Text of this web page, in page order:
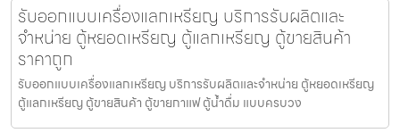
รับออกแบบเครื่องแลกเหรียญ บริการรับผลิตและ
จำหน่าย ตู้หยอดเหรียญ ตู้แลกเหรียญ ตู้ขายสินค้า
ราคาถูก
รับออกแบบเครื่องแลกเหรียญ บริการรับผลิตและจำหน่าย ตู้หยอดเหรียญ
ตู้แลกเหรียญ ตู้ขายสินค้า ตู้ขายกาแฟ ตู้น้ำดื่ม แบบครบวง